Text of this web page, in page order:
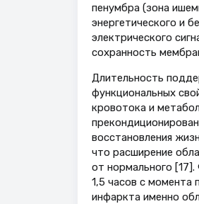
пенумбра (зона
энергетического и
электрического
сохранность
Длительность
функциональных
кровотока и
восстановления
что расширение
от нормального
1,5 часов с момента
инфаркта именно